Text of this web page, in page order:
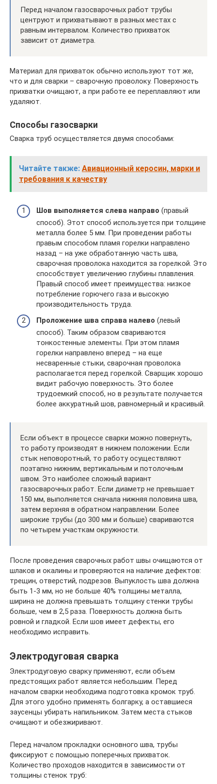
Перед началом газосварочных работ трубы
центруют и прихватывают в разных местах с
равным интервалом. Количество прихваток
зависит от диаметра.
Материал для прихваток обычно используют тот же,
что и для сварки – сварочную проволоку. Поверхность
прихватки очищают, а при работе ее переплавляют или
удаляют.
Способы газосварки
Сварка труб осуществляется двумя способами:
Читайте также: Авиационный керосин, марки и
требования к качеству
Шов выполняется слева направо (правый
способ). Этот способ используется при толщине
металла более 5 мм. При проведении работы
правым способом пламя горелки направлено
назад – на уже обработанную часть шва,
сварочная проволока находится за горелкой. Это
способствует увеличению глубины плавления.
Правый способ имеет преимущества: низкое
потребление горючего газа и высокую
производительность труда.
Проложение шва справа налево (левый
способ). Таким образом свариваются
тонкостенные элементы. При этом пламя
горелки направлено вперед – на еще
несваренные стыки, сварочная проволока
располагается перед горелкой. Сварщик хорошо
видит рабочую поверхность. Это более
трудоемкий способ, но в результате получается
более аккуратный шов, равномерный и красивый.
Если объект в процессе сварки можно повернуть,
то работу производят в нижнем положении. Если
стык неповоротный, то работу осуществляют
поэтапно нижним, вертикальным и потолочным
швом. Это наиболее сложный вариант
газосварочных работ. Если диаметр не превышает
150 мм, выполняется сначала нижняя половина шва,
затем верхняя в обратном направлении. Более
широкие трубы (до 300 мм и больше) свариваются
по четырем участкам окружности.
После проведения сварочных работ швы очищаются от
шлаков и окалины и проверяются на наличие дефектов:
трещин, отверстий, подрезов. Выпуклость шва должна
быть 1-3 мм, но не больше 40% толщины металла,
ширина не должна превышать толщину стенки трубы
больше, чем в 2,5 раза. Поверхность должна быть
ровной и гладкой. Если шов имеет дефекты, его
необходимо исправить.
Электродуговая сварка
Электродуговую сварку применяют, если объем
предстоящих работ является небольшим. Перед
началом сварки необходима подготовка кромок труб.
Для этого удобно применять болгарку, а оставшиеся
заусенцы убирать напильником. Затем места стыков
очищают и обезжиривают.
Перед началом прокладки основного шва, трубы
фиксируют с помощью поперечных прихваток.
Количество проходов находится в зависимости от
толщины стенок труб: